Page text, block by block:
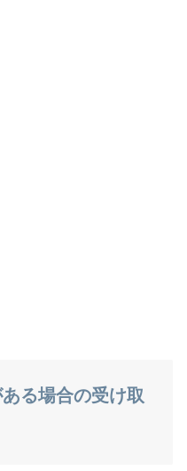
る場合の受け取